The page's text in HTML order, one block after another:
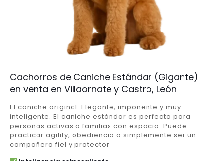
Cachorros de Caniche Estándar (Gigante)
en venta en Villaornate y Castro, León
El caniche original. Elegante, imponente y muy
inteligente. El caniche estándar es perfecto para
personas activas o familias con espacio. Puede
practicar agility, obediencia o simplemente ser un
compañero fiel y protector.